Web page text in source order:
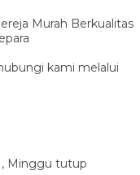
Murah Berkualitas
kami melalui
, Minggu tutup